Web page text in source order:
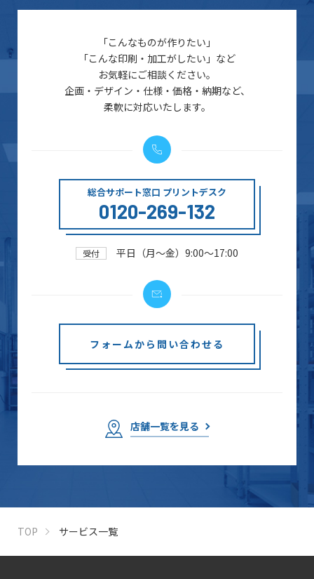
「こんなものが作りたい」
「こんな印刷・加工がしたい」など
お気軽にご相談ください。
企画・デザイン・仕様・価格・納期など、
柔軟に対応いたします。
総合サポート窓口 プリントデスク
0120-269-132
受付 平日（月～金）9:00～17:00
フォームから問い合わせる
店舗一覧を見る
TOP サービス一覧